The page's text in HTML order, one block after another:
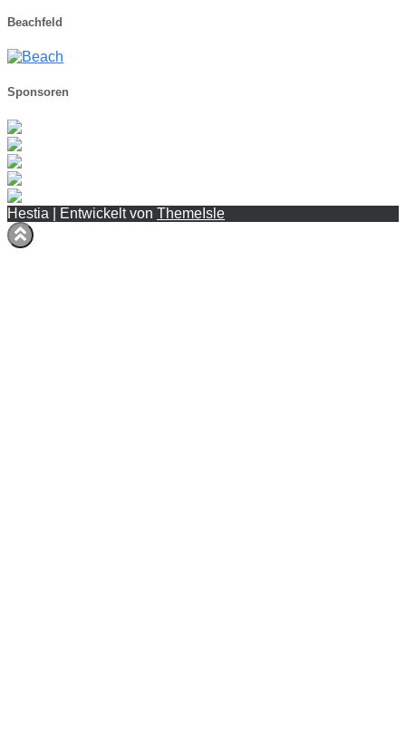
Beachfeld
Sponsoren
Hestia | Entwickelt von ThemeIsle